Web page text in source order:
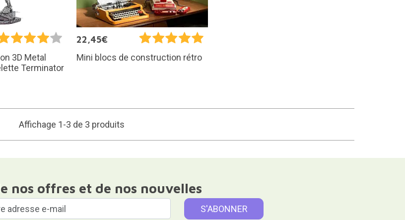
3D Metal
Terminator
22,45€
Mini blocs de construction rétro
Affichage 1-3 de 3 produits
nos offres et de nos nouvelles